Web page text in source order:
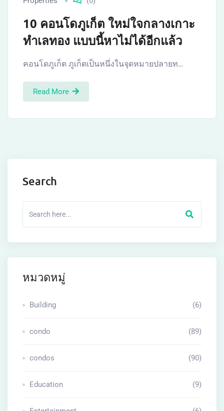
10 คอนโดภูเก็ต ใหม่ใจกลางเกาะ
ทำเลทอง แบบนี้หาไม่ได้อีกแล้ว
คอนโดภูเก็ต ภูเก็ตเป็นหนึ่งในจุดหมายปลายท…
Read More
Search
หมวดหมู่
Building (6)
condo (89)
condos (90)
Education (9)